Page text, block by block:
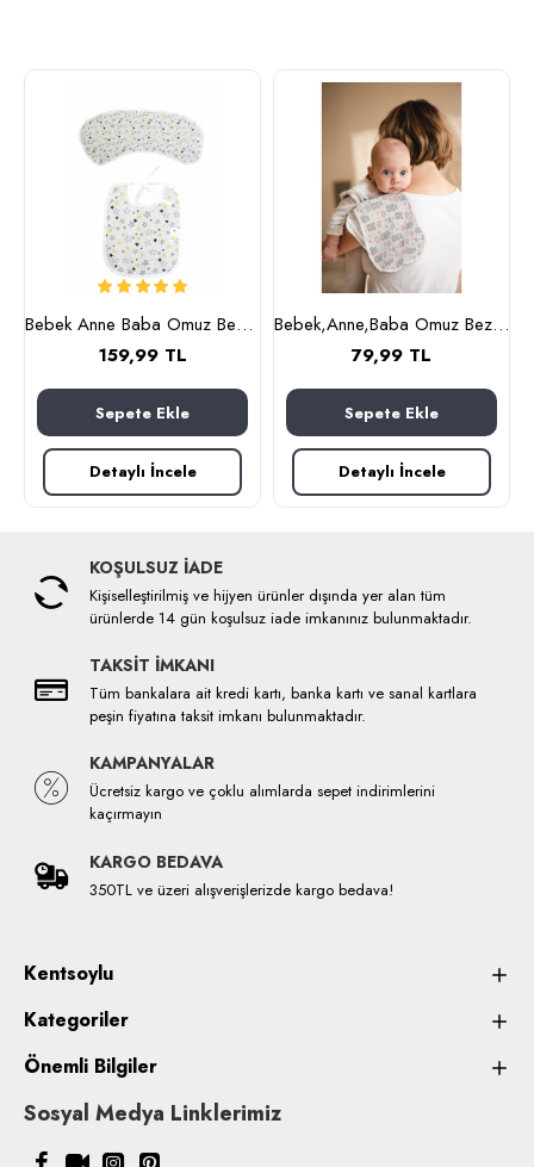
Bebek Anne Baba Omuz Bezi ve Mama Önlüğü, İkili Set, OEKO-TEX sertifikalı, Burpy Bip Organic Cloth YILDIZ Desenli Feeding Cloth%100 Pamuk Multi-Use Burp Cloth Bib 67x28 cm
159,99 TL
Sepete Ekle
Detaylı İncele
Bebek,Anne,Baba Omuz Bezi ve Mama Önlüğü, İkili Set, OEKO-TEX sertifikalı, Burpy Bip Organic Cloth KRAL AYI Desenli Feeding Cloth%100 Pamuk Multi-Use Burp Cloth and Bib 67x28 cm
79,99 TL
Sepete Ekle
Detaylı İncele
KOŞULSUZ İADE
Kişiselleştirilmiş ve hijyen ürünler dışında yer alan tüm
ürünlerde 14 gün koşulsuz iade imkanınız bulunmaktadır.
TAKSİT İMKANI
Tüm bankalara ait kredi kartı, banka kartı ve sanal kartlara
peşin fiyatına taksit imkanı bulunmaktadır.
KAMPANYALAR
Ücretsiz kargo ve çoklu alımlarda sepet indirimlerini
kaçırmayın
KARGO BEDAVA
350TL ve üzeri alışverişlerizde kargo bedava!
Kentsoylu
Kategoriler
Önemli Bilgiler
Sosyal Medya Linklerimiz